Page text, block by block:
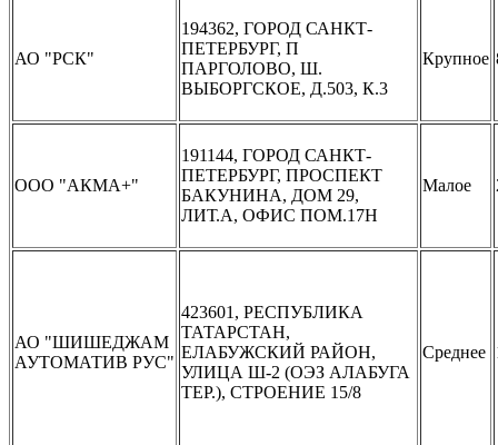
АО "РСК"
194362, ГОРОД САНКТ-
ПЕТЕРБУРГ, П
ПАРГОЛОВО, Ш.
ВЫБОРГСКОЕ, Д.503, К.3
Крупное
ООО "АКМА+"
191144, ГОРОД САНКТ-
ПЕТЕРБУРГ, ПРОСПЕКТ
БАКУНИНА, ДОМ 29,
ЛИТ.А, ОФИС ПОМ.17Н
Малое
АО "ШИШЕДЖАМ
АУТОМАТИВ РУС"
423601, РЕСПУБЛИКА
ТАТАРСТАН,
ЕЛАБУЖСКИЙ РАЙОН,
УЛИЦА Ш-2 (ОЭЗ АЛАБУГА
ТЕР.), СТРОЕНИЕ 15/8
Среднее